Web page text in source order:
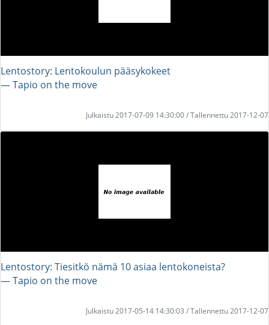
Lentostory: Lentokoulun pääsykokeet
― Tapio on the move
Julkaistu 2017-07-09 14:30:00 / Tallennettu 2017-12-07
Lentostory: Tiesitkö nämä 10 asiaa lentokoneista?
― Tapio on the move
Julkaistu 2017-05-14 14:30:03 / Tallennettu 2017-12-07